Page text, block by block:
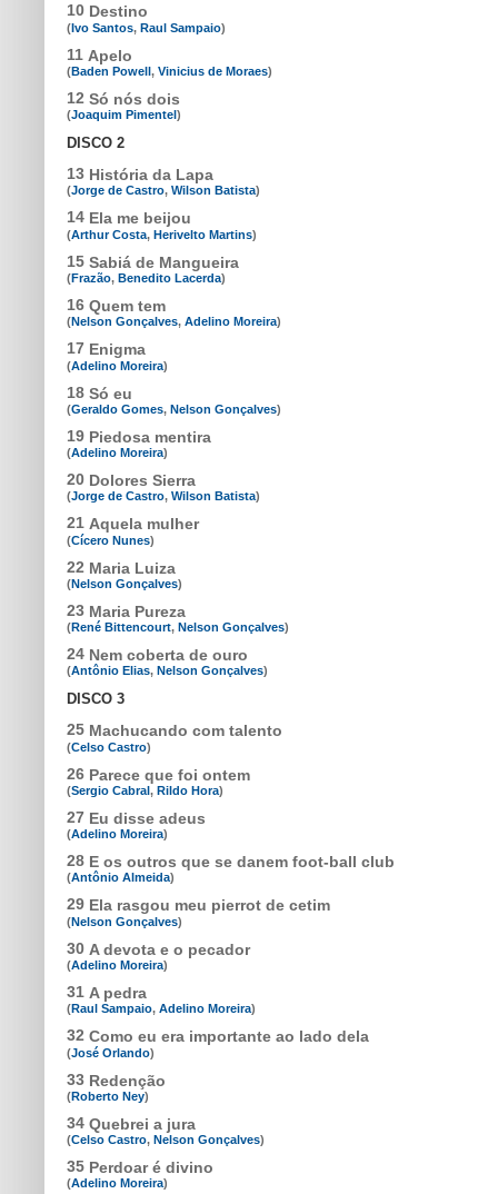
10 Destino
(Ivo Santos, Raul Sampaio)
11 Apelo
(Baden Powell, Vinicius de Moraes)
12 Só nós dois
(Joaquim Pimentel)
DISCO 2
13 História da Lapa
(Jorge de Castro, Wilson Batista)
14 Ela me beijou
(Arthur Costa, Herivelto Martins)
15 Sabiá de Mangueira
(Frazão, Benedito Lacerda)
16 Quem tem
(Nelson Gonçalves, Adelino Moreira)
17 Enigma
(Adelino Moreira)
18 Só eu
(Geraldo Gomes, Nelson Gonçalves)
19 Piedosa mentira
(Adelino Moreira)
20 Dolores Sierra
(Jorge de Castro, Wilson Batista)
21 Aquela mulher
(Cícero Nunes)
22 Maria Luiza
(Nelson Gonçalves)
23 Maria Pureza
(René Bittencourt, Nelson Gonçalves)
24 Nem coberta de ouro
(Antônio Elias, Nelson Gonçalves)
DISCO 3
25 Machucando com talento
(Celso Castro)
26 Parece que foi ontem
(Sergio Cabral, Rildo Hora)
27 Eu disse adeus
(Adelino Moreira)
28 E os outros que se danem foot-ball club
(Antônio Almeida)
29 Ela rasgou meu pierrot de cetim
(Nelson Gonçalves)
30 A devota e o pecador
(Adelino Moreira)
31 A pedra
(Raul Sampaio, Adelino Moreira)
32 Como eu era importante ao lado dela
(José Orlando)
33 Redenção
(Roberto Ney)
34 Quebrei a jura
(Celso Castro, Nelson Gonçalves)
35 Perdoar é divino
(Adelino Moreira)